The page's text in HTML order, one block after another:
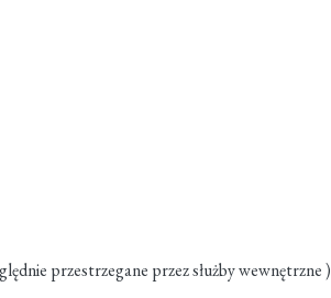
przestrzegane przez służby wewnętrzne )